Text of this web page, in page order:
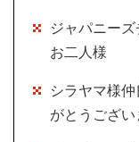
ジャパニー
お二人様
シラヤマ様
がとうござい